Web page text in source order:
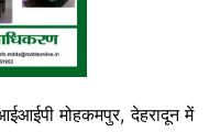
मोहकमपुर, देहरादून में